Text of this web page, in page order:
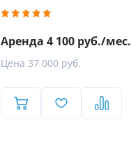
Аренда 4 100 руб./мес.
Цена 37 000 руб.